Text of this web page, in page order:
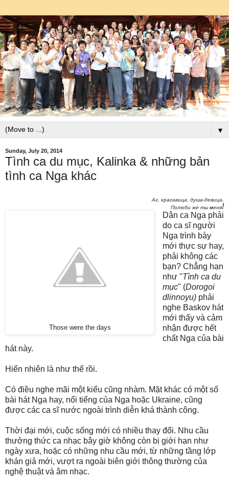
▼
Sunday, July 20, 2014
Tình ca du mục, Kalinka & những bản
tình ca Nga khác
Ах, красавица, душа-девица,
Полюби же ты меня!
Those were the days
Dân ca Nga phải
do ca sĩ người
Nga trình bày
mới thực sự hay,
phải không các
bạn? Chẳng hạn
như "Tình ca du
mục" (Dorogoi
dlinnoyu) phải
nghe Baskov hát
mới thấy và cảm
nhận được hết
chất Nga của bài
hát này.
Hiển nhiên là như thế rồi.
Có điều nghe mãi một kiểu cũng nhàm. Mặt khác có một số
bài hát Nga hay, nổi tiếng của Nga hoặc Ukraine, cũng
được các ca sĩ nước ngoài trình diễn khá thành công.
Thời đại mới, cuộc sống mới có nhiều thay đổi. Nhu cầu
thưởng thức ca nhạc bây giờ không còn bị giới hạn như
ngày xưa, hoặc có những nhu cầu mới, từ những tầng lớp
khán giả mới, vượt ra ngoài biên giới thông thường của
nghệ thuật và âm nhạc.